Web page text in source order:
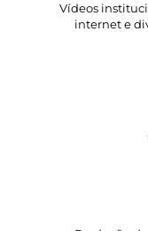
Vídeos
internet e